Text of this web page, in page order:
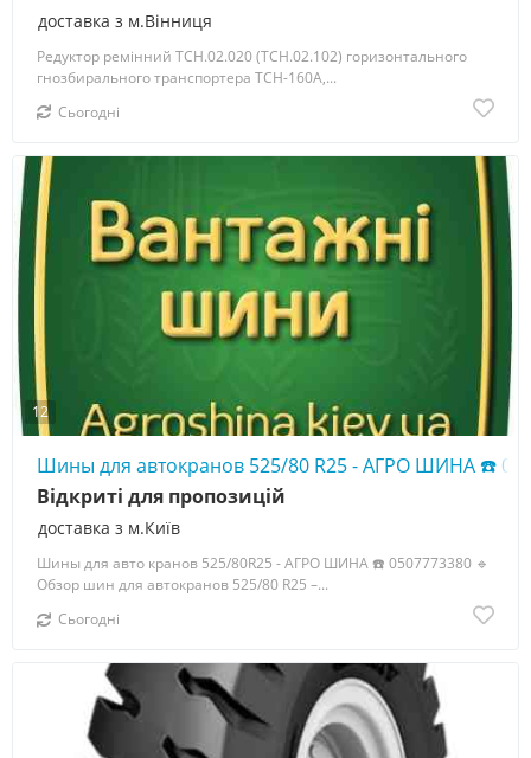
доставка з м.Вінниця
Редуктор ремінний ТСН.02.020 (ТСН.02.102) горизонтального
гнозбирального транспортера ТСН-160А,...
Сьогодні
12
Шины для автокранов 525/80 R25 - АГРО ШИНА ☎️
доставка з м.Київ
Відкриті для пропозицій
Шины для авто кранов 525/80R25 - АГРО ШИНА ☎️ 0507773380 🔹
Обзор шин для автокранов 525/80 R25 –...
Сьогодні